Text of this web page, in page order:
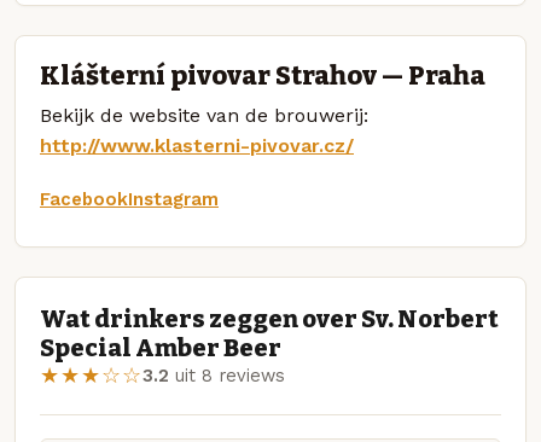
Klášterní pivovar Strahov — Praha
Bekijk de website van de brouwerij:
http://www.klasterni-pivovar.cz/
FacebookInstagram
Wat drinkers zeggen over Sv. Norbert
Special Amber Beer
★★★☆☆3.2 uit 8 reviews